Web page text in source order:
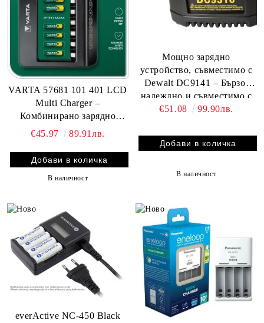
VARTA 57681 101 401 LCD
Multi Charger –
Комбинирано зарядно
устройство за батерии АА
€45.97 89.91лв.
В наличност
Мощно зарядно
устройство, съвместимо с
Dewalt DC9141 – Бързо,
надеждно и съвместимо с
над 40 модела! Замества
€51.08 99.90лв.
В наличност
everActive NC-450 Black